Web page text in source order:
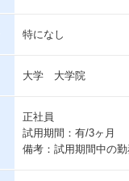
特になし
大学 大学院
正社員
試用期間：有/3ヶ月
備考：試用期間中の